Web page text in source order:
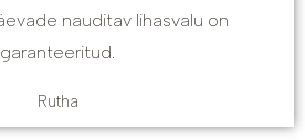
nauditav lihasvalu on
garanteeritud.
Rutha